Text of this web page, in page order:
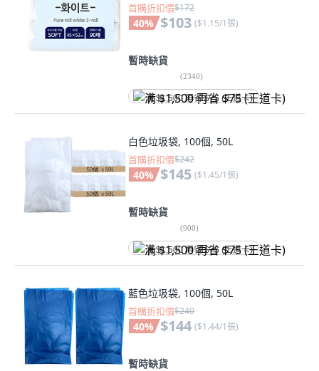
首購折扣價$172
40% $103 ($1.15/1張)
暫時缺貨
(2340)
满 $1,500 再省 $75 (王道卡)
白色垃圾袋, 100個, 50L
首購折扣價$242
40% $145 ($1.45/1張)
暫時缺貨
(900)
满 $1,500 再省 $75 (王道卡)
藍色垃圾袋, 100個, 50L
首購折扣價$240
40% $144 ($1.44/1張)
暫時缺貨